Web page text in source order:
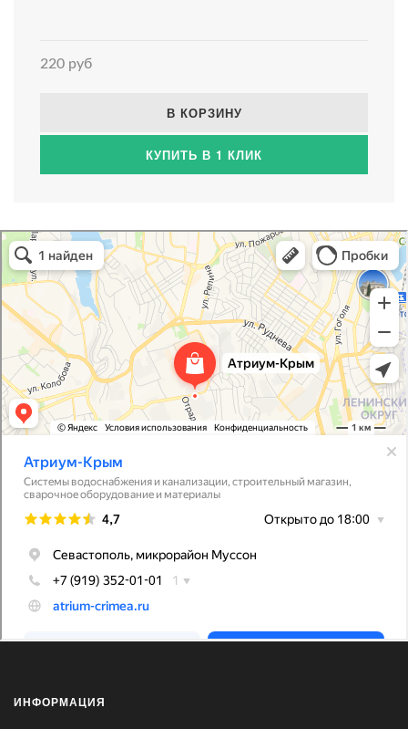
220 руб
В КОРЗИНУ
КУПИТЬ В 1 КЛИК
Атриум-Крым
Системы водоснабжения, отопления, канализации в Севастополе
Снабжение строительных объектов в Севастополе
ИНФОРМАЦИЯ